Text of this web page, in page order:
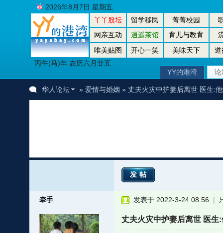
丫丫股坛 留学移民 菁菁校园
网亲互动
逍遥茶馆 育儿与教育
唯美贴图
开心一笑 美味天下
道
丙午(马)年 农历六月廿五
2026年8月7日 星期五
YY的港湾 论
华人论坛 » 爱情与婚姻 » 丈夫火灾中护妻后离世 医生:
发帖
牵手 发表于 2022-3-24 08:56 |
丈夫火灾中护妻后离世 医生